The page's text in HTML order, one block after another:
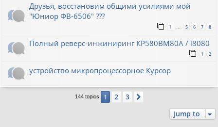
Друзья, восстановим общими усилиями мой
"Юниор ФВ-6506" ???
1 … 5 6 7 8
Полный реверс-инжиниринг КР580ВМ80А / i8080
1 2
устройство микропроцессорное Курсор
144 topics 1 2 3
Jump to